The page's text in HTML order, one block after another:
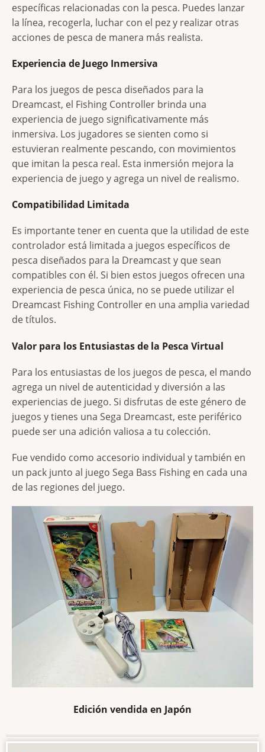
específicas relacionadas con la pesca. Puedes lanzar
la línea, recogerla, luchar con el pez y realizar otras
acciones de pesca de manera más realista.
Experiencia de Juego Inmersiva
Para los juegos de pesca diseñados para la
Dreamcast, el Fishing Controller brinda una
experiencia de juego significativamente más
inmersiva. Los jugadores se sienten como si
estuvieran realmente pescando, con movimientos
que imitan la pesca real. Esta inmersión mejora la
experiencia de juego y agrega un nivel de realismo.
Compatibilidad Limitada
Es importante tener en cuenta que la utilidad de este
controlador está limitada a juegos específicos de
pesca diseñados para la Dreamcast y que sean
compatibles con él. Si bien estos juegos ofrecen una
experiencia de pesca única, no se puede utilizar el
Dreamcast Fishing Controller en una amplia variedad
de títulos.
Valor para los Entusiastas de la Pesca Virtual
Para los entusiastas de los juegos de pesca, el mando
agrega un nivel de autenticidad y diversión a las
experiencias de juego. Si disfrutas de este género de
juegos y tienes una Sega Dreamcast, este periférico
puede ser una adición valiosa a tu colección.
Fue vendido como accesorio individual y también en
un pack junto al juego Sega Bass Fishing en cada una
de las regiones del juego.
Edición vendida en Japón